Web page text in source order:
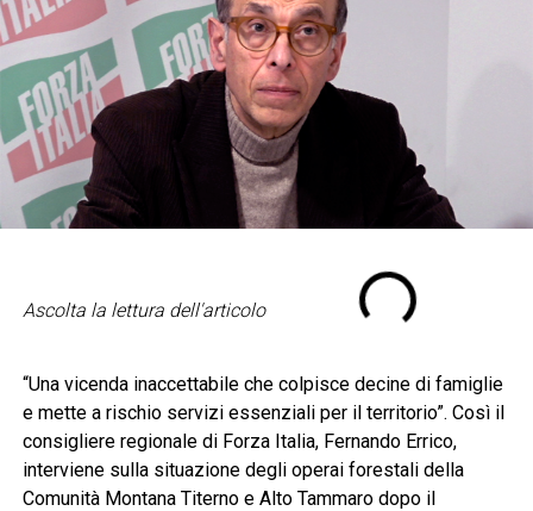
Ascolta la lettura dell'articolo
“Una vicenda inaccettabile che colpisce decine di famiglie
e mette a rischio servizi essenziali per il territorio”. Così il
consigliere regionale di Forza Italia, Fernando Errico,
interviene sulla situazione degli operai forestali della
Comunità Montana Titerno e Alto Tammaro dopo il